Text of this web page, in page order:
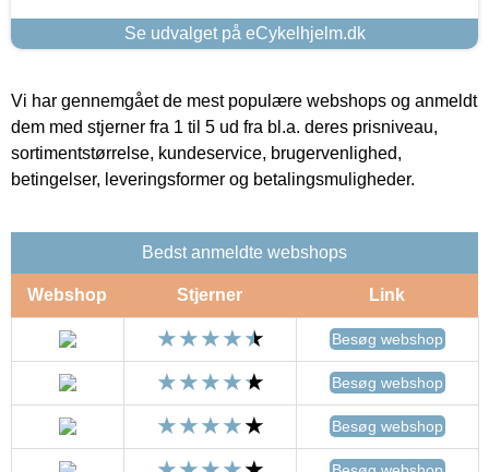
Se udvalget på eCykelhjelm.dk
Vi har gennemgået de mest populære webshops og anmeldt
dem med stjerner fra 1 til 5 ud fra bl.a. deres prisniveau,
sortimentstørrelse, kundeservice, brugervenlighed,
betingelser, leveringsformer og betalingsmuligheder.
Bedst anmeldte webshops
Webshop Stjerner Link
Besøg webshop
Besøg webshop
Besøg webshop